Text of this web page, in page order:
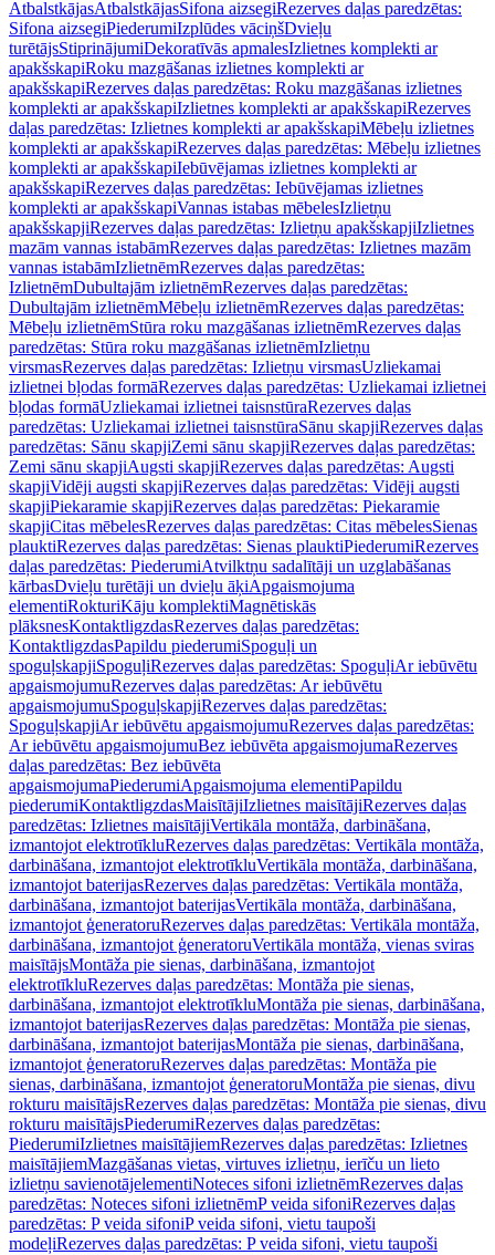
AtbalstkājasAtbalstkājasSifona aizsegiRezerves daļas paredzētas:
Sifona aizsegiPiederumiIzplūdes vāciņšDvieļu
turētājsStiprinājumiDekoratīvās apmalesIzlietnes komplekti ar
apakšskapiRoku mazgāšanas izlietnes komplekti ar
apakšskapiRezerves daļas paredzētas: Roku mazgāšanas izlietnes
komplekti ar apakšskapiIzlietnes komplekti ar apakšskapiRezerves
daļas paredzētas: Izlietnes komplekti ar apakšskapiMēbeļu izlietnes
komplekti ar apakšskapiRezerves daļas paredzētas: Mēbeļu izlietnes
komplekti ar apakšskapiIebūvējamas izlietnes komplekti ar
apakšskapiRezerves daļas paredzētas: Iebūvējamas izlietnes
komplekti ar apakšskapiVannas istabas mēbelesIzlietņu
apakšskapjiRezerves daļas paredzētas: Izlietņu apakšskapjiIzlietnes
mazām vannas istabāmRezerves daļas paredzētas: Izlietnes mazām
vannas istabāmIzlietnēmRezerves daļas paredzētas:
IzlietnēmDubultajām izlietnēmRezerves daļas paredzētas:
Dubultajām izlietnēmMēbeļu izlietnēmRezerves daļas paredzētas:
Mēbeļu izlietnēmStūra roku mazgāšanas izlietnēmRezerves daļas
paredzētas: Stūra roku mazgāšanas izlietnēmIzlietņu
virsmasRezerves daļas paredzētas: Izlietņu virsmasUzliekamai
izlietnei bļodas formāRezerves daļas paredzētas: Uzliekamai izlietnei
bļodas formāUzliekamai izlietnei taisnstūraRezerves daļas
paredzētas: Uzliekamai izlietnei taisnstūraSānu skapjiRezerves daļas
paredzētas: Sānu skapjiZemi sānu skapjiRezerves daļas paredzētas:
Zemi sānu skapjiAugsti skapjiRezerves daļas paredzētas: Augsti
skapjiVidēji augsti skapjiRezerves daļas paredzētas: Vidēji augsti
skapjiPiekaramie skapjiRezerves daļas paredzētas: Piekaramie
skapjiCitas mēbelesRezerves daļas paredzētas: Citas mēbelesSienas
plauktiRezerves daļas paredzētas: Sienas plauktiPiederumiRezerves
daļas paredzētas: PiederumiAtvilktņu sadalītāji un uzglabāšanas
kārbasDvieļu turētāji un dvieļu āķiApgaismojuma
elementiRokturiKāju komplektiMagnētiskās
plāksnesKontaktligzdasRezerves daļas paredzētas:
KontaktligzdasPapildu piederumiSpoguļi un
spoguļskapjiSpoguļiRezerves daļas paredzētas: SpoguļiAr iebūvētu
apgaismojumuRezerves daļas paredzētas: Ar iebūvētu
apgaismojumuSpoguļskapjiRezerves daļas paredzētas:
SpoguļskapjiAr iebūvētu apgaismojumuRezerves daļas paredzētas:
Ar iebūvētu apgaismojumuBez iebūvēta apgaismojumaRezerves
daļas paredzētas: Bez iebūvēta
apgaismojumaPiederumiApgaismojuma elementiPapildu
piederumiKontaktligzdasMaisītājiIzlietnes maisītājiRezerves daļas
paredzētas: Izlietnes maisītājiVertikāla montāža, darbināšana,
izmantojot elektrotīkluRezerves daļas paredzētas: Vertikāla montāža,
darbināšana, izmantojot elektrotīkluVertikāla montāža, darbināšana,
izmantojot baterijasRezerves daļas paredzētas: Vertikāla montāža,
darbināšana, izmantojot baterijasVertikāla montāža, darbināšana,
izmantojot ģeneratoruRezerves daļas paredzētas: Vertikāla montāža,
darbināšana, izmantojot ģeneratoruVertikāla montāža, vienas sviras
maisītājsMontāža pie sienas, darbināšana, izmantojot
elektrotīkluRezerves daļas paredzētas: Montāža pie sienas,
darbināšana, izmantojot elektrotīkluMontāža pie sienas, darbināšana,
izmantojot baterijasRezerves daļas paredzētas: Montāža pie sienas,
darbināšana, izmantojot baterijasMontāža pie sienas, darbināšana,
izmantojot ģeneratoruRezerves daļas paredzētas: Montāža pie
sienas, darbināšana, izmantojot ģeneratoruMontāža pie sienas, divu
rokturu maisītājsRezerves daļas paredzētas: Montāža pie sienas, divu
rokturu maisītājsPiederumiRezerves daļas paredzētas:
PiederumiIzlietnes maisītājiemRezerves daļas paredzētas: Izlietnes
maisītājiemMazgāšanas vietas, virtuves izlietņu, ierīču un lieto
izlietņu savienotājelementiNoteces sifoni izlietnēmRezerves daļas
paredzētas: Noteces sifoni izlietnēmP veida sifoniRezerves daļas
paredzētas: P veida sifoniP veida sifoni, vietu taupoši
modeļiRezerves daļas paredzētas: P veida sifoni, vietu taupoši